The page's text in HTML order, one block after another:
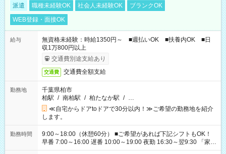
派遣 職種未経験OK 社会人未経験OK
ブランクOK
WEB登録・面接OK
給与
無資格未経験：時給1350円～ ■週払いOK ■扶養内OK ■日
収1万800円以上
交通費別途支給あり
交通費 交通費全額支給
勤務地
千葉県柏市
柏駅 / 南柏駅 / 柏たなか駅 / …
≪自宅からドアtoドアで30分以内！≫ご希望の勤務地を紹介
します。
勤務時間
9:00～18:00（休憩60分） ■ご希望があれば下記シフトもOK！
早番 7:00～16:00 遅番 10:00～19:00 夜勤 16:30～翌9:30 「家族
と休みを合わせたい」 「余裕を持って夕飯の準備がしたい」